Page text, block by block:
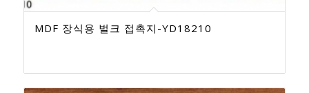
MDF 장식용 벌크 접촉지-YD18210